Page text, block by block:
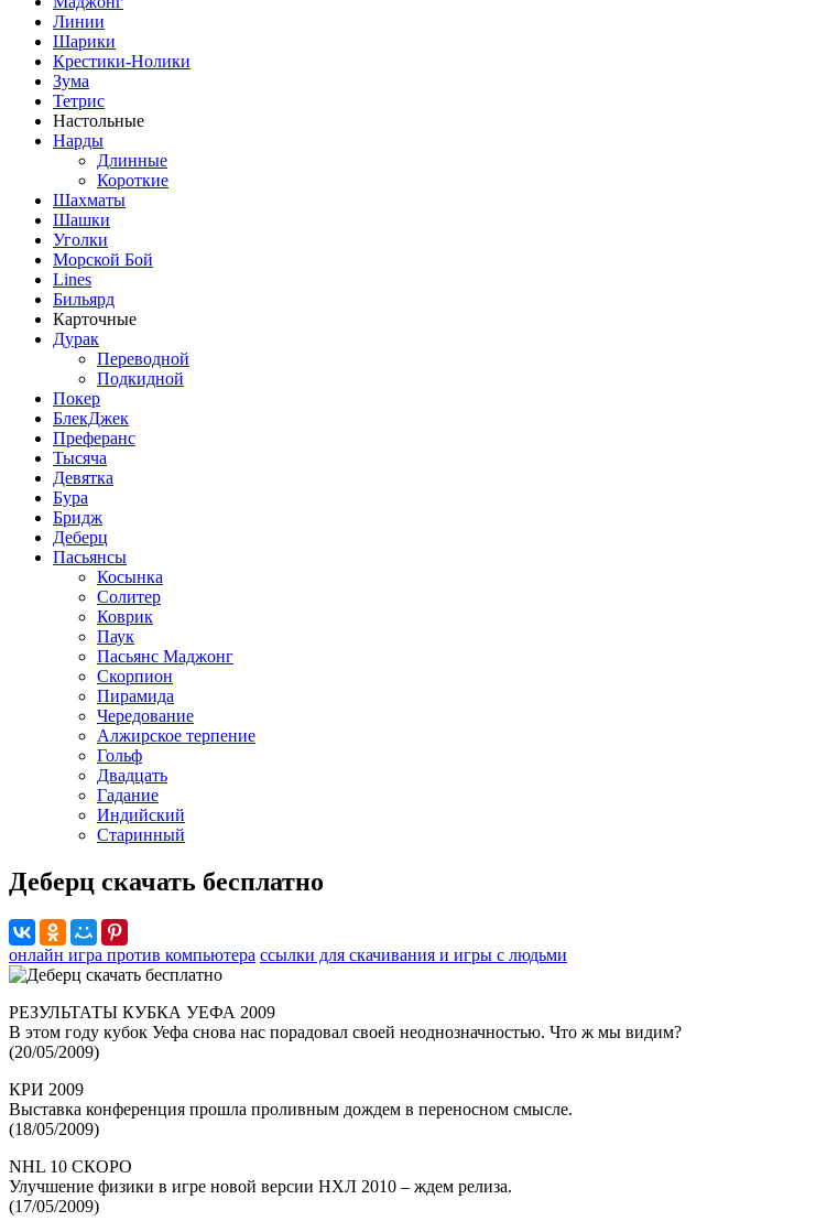
Линии
Шарики
Крестики-Нолики
Зума
Тетрис
Настольные
Нарды
Длинные
Короткие
Шахматы
Шашки
Уголки
Морской Бой
Lines
Бильярд
Карточные
Дурак
Переводной
Подкидной
Покер
БлекДжек
Преферанс
Тысяча
Девятка
Бура
Бридж
Деберц
Пасьянсы
Косынка
Солитер
Коврик
Паук
Пасьянс Маджонг
Скорпион
Пирамида
Чередование
Алжирское терпение
Гольф
Двадцать
Гадание
Индийский
Старинный
Деберц скачать бесплатно
онлайн игра против компьютера ссылки для скачивания и игры с людьми
РЕЗУЛЬТАТЫ КУБКА УЕФА 2009
В этом году кубок Уефа снова нас порадовал своей неоднозначностью. Что ж мы видим?
(20/05/2009)
КРИ 2009
Выставка конференция прошла проливным дождем в переносном смысле.
(18/05/2009)
NHL 10 СКОРО
Улучшение физики в игре новой версии НХЛ 2010 – ждем релиза.
(17/05/2009)